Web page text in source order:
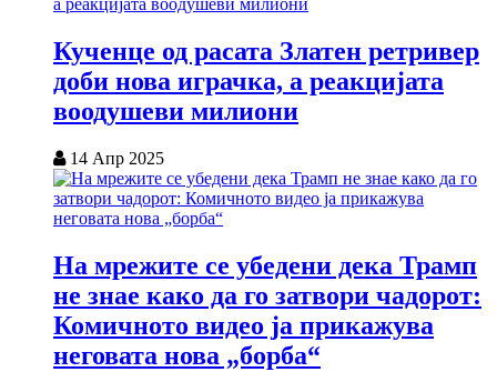
Кученце од расата Златен ретривер
доби нова играчка, а реакцијата
воодушеви милиони
14 Апр 2025
На мрежите се убедени дека Трамп
не знае како да го затвори чадорот:
Комичното видео ја прикажува
неговата нова „борба“